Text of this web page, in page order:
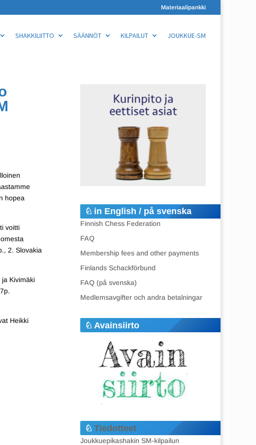
Materiaalipankki
SHAKKILIITTO SÄÄNNÖT KILPAILUT JOUKKUE-SM
hopea
voitti
2. Slovakia
Kivimäki
Heikki
in English / på svenska
Finnish Chess Federation
FAQ
Membership fees and other payments
Finlands Schackförbund
FAQ (på svenska)
Medlemsavgifter och andra betalningar
Avainsiirto
Tiedotteet
Joukkuepikashakin SM-kilpailun